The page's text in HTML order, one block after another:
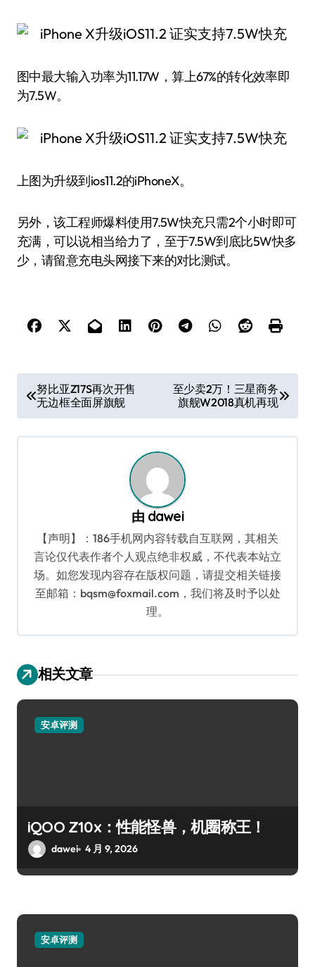
图中最大输入功率为11.17W，算上67%的转化效率即
为7.5W。
上图为升级到ios11.2的iPhoneX。
另外，该工程师爆料使用7.5W快充只需2个小时即可
充满，可以说相当给力了，至于7.5W到底比5W快多
少，请留意充电头网接下来的对比测试。
章
导
努比亚Z17S再次开售
无边框全面屏旗舰
至少卖2万！三星商务
旗舰W2018真机再现
由 dawei
【声明】：186手机网内容转载自互联网，其相关
言论仅代表作者个人观点绝非权威，不代表本站立
场。如您发现内容存在版权问题，请提交相关链接
至邮箱：bqsm@foxmail.com，我们将及时予以处
理。
相关文章
安卓评测
iQOO Z10x：性能怪兽，机圈称王！
dawei 4 月 9, 2026
安卓评测